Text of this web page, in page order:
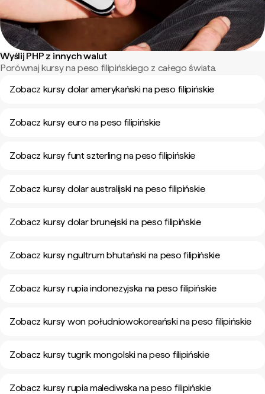
Wyślij PHP z innych walut
Porównaj kursy na peso filipińskiego z całego świata.
Zobacz kursy dolar amerykański na peso filipińskie
Zobacz kursy euro na peso filipińskie
Zobacz kursy funt szterling na peso filipińskie
Zobacz kursy dolar australijski na peso filipińskie
Zobacz kursy dolar brunejski na peso filipińskie
Zobacz kursy ngultrum bhutański na peso filipińskie
Zobacz kursy rupia indonezyjska na peso filipińskie
Zobacz kursy won południowokoreański na peso filipińskie
Zobacz kursy tugrik mongolski na peso filipińskie
Zobacz kursy rupia malediwska na peso filipińskie